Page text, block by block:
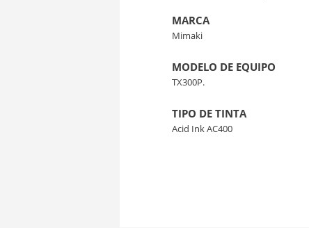
MARCA
Mimaki
MODELO DE EQUIPO
TX300P.
TIPO DE TINTA
Acid Ink AC400